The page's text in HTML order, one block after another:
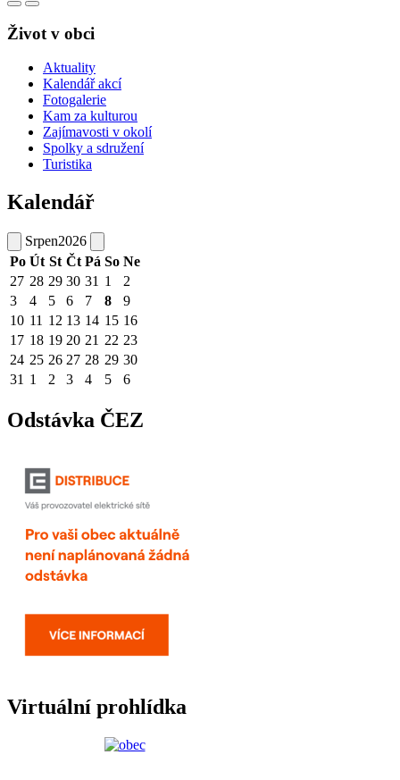
Život v obci
Aktuality
Kalendář akcí
Fotogalerie
Kam za kulturou
Zajímavosti v okolí
Spolky a sdružení
Turistika
Kalendář
Srpen2026
Po Út St Čt Pá So Ne
27 28 29 30 31 1
2
3
4 5 6 7 8
9
10 11 12 13 14 15 16
17 18 19 20 21 22 23
24 25 26 27 28 29 30
31 1 2 3 4 5 6
Odstávka ČEZ
Virtuální prohlídka